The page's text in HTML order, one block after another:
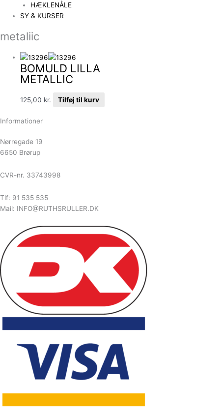
HÆKLENÅLE
SY & KURSER
metaliic
BOMULD LILLA
METALLIC
125,00 kr. Tilføj til kurv
Informationer
Nørregade 19
6650 Brørup
CVR-nr. 33743998
Tlf: 91 535 535
Mail: INFO@RUTHSRULLER.DK